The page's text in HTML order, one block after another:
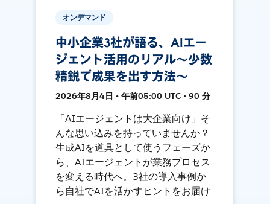
オンデマンド
中小企業3社が語る、AIエー
ジェント活用のリアル〜少数
精鋭で成果を出す方法〜
2026年8月4日 • 午前05:00 UTC • 90 分
「AIエージェントは大企業向け」そ
んな思い込みを持っていませんか？
生成AIを道具として使うフェーズか
ら、AIエージェントが業務プロセス
を変える時代へ。3社の導入事例か
ら自社でAIを活かすヒントをお届け